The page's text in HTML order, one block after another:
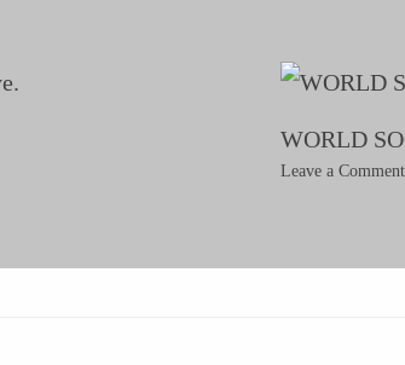
WORLD
Leave a Comment